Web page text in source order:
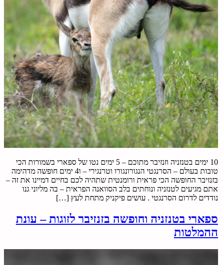
10 ימים בטנזניה וזנזיבר מתוכם – 5 ימים נטו של ספארי בשמורות הכי
טובות בעולם – הסרנגטי הנגורונגורו וטרנגירי – ו4 ימים חופשה מדהימה
בזנזיבר החופשה הכי פראית ורומנטית שתהיה לכם בחיים דמיינו את זה –
אתם מגיעים לטנזניה ונוחתים בלב הסוואנה הפראית – בה מליוני גנו
נודדים לדרום הסרנגטי . עושים פיקניק מתחת לעץ […]
ספארי בטנזניה וחופשה בזנזיבר לזוגות – עונת
ההמלטות